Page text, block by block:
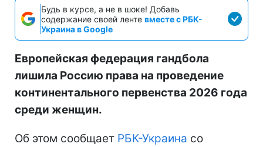
Будь в курсе, а не в шоке! Добавь
содержание своей ленте вместе с РБК-
Украина в Google
Европейская федерация гандбола
лишила Россию права на проведение
континентального первенства 2026 года
среди женщин.
Об этом сообщает РБК-Украина со